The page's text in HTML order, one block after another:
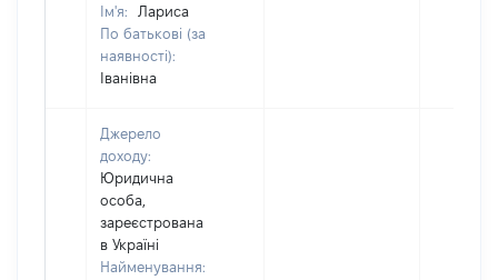
Ім'я:
Лариса
По батькові (за
наявності):
Іванівна
Джерело
доходу:
Юридична
особа,
зареєстрована
в Україні
Найменування: